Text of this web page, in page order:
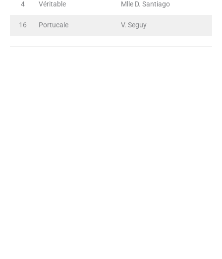
4 Véritable Mlle D. Santiago
16 Portucale V. Seguy